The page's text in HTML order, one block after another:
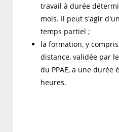
travail à durée
mois. Il peut s'agir
temps partiel ;
la formation, y
distance, validée par
du PPAE, a une durée
heures.